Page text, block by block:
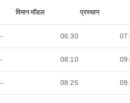
विमान मॉडल प्रस्थान
- 06:30
- 08:10
- 08:25